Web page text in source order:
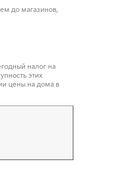
до магазинов,
налог на
этих
цены на дома в